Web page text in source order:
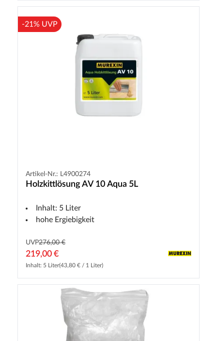
-21% UVP
Artikel-Nr.: L4900274
Holzkittlösung AV 10 Aqua 5L
Inhalt: 5 Liter
hohe Ergiebigkeit
UVP276,00 €
219,00 €
Inhalt: 5 Liter(43,80 € / 1 Liter)